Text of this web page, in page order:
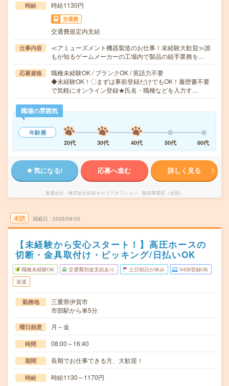
時給 時給1130円
交通費
交通費規定内支給
仕事内容
≪アミューズメント機器製造のお仕事！未経験大歓迎≫誰
もが知るゲームメーカーの工場内で製品の組手業務を…
応募資格
職種未経験OK / ブランクOK / 英語力不要
◆未経験OK！〇まずは事前登録だけでもOK！履歴書不要
で気軽にオンライン登録★氏名・職種などを入力す…
職場の雰囲気
年齢層
20代
30代 40代 50代 60代
気になる! 応募へ進む 詳しく見る
派遣会社 株式会社綜合キャリアオプション 製造事業部（全国）
未読 掲載日 2026/08/05
【未経験から安心スタート！】高圧ホースの
切断・金具取付け・ピッキング/日払いOK
職種未経験OK 交通費別途支給あり 土日祝日が休み WEB登録OK
派遣
勤務地
三重県伊賀市
市部駅から車5分
曜日頻度 月～金
時間 08:00～16:40
期間 長期でお仕事できる方、大歓迎！
時給 時給1130～1170円